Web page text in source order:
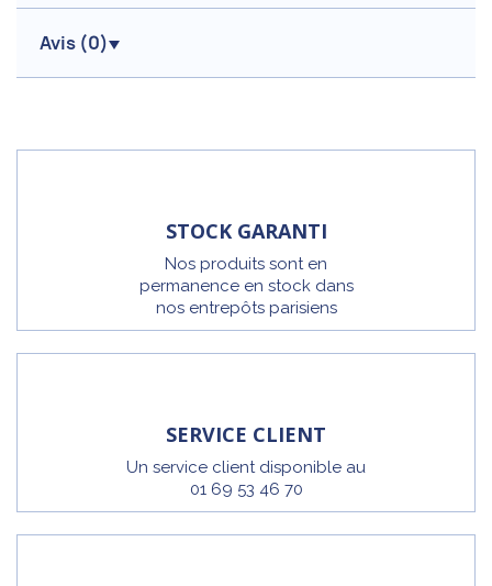
Avis (0)
STOCK GARANTI
Nos produits sont en
permanence en stock dans
nos entrepôts parisiens
SERVICE CLIENT
Un service client disponible au
01 69 53 46 70